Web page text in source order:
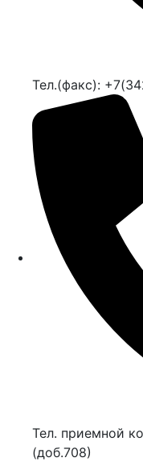
Тел.(факс):
Тел. приемной
(доб.708)